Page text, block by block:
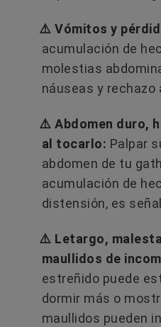
⚠️ Vómitos y
acumulación de
molestias
náuseas y rechazo
⚠️ Abdomen duro,
al tocarlo: Palpar
abdomen de tu
acumulación de
distensión, es
⚠️ Letargo,
maullidos de
estreñido puede
dormir más o
maullidos pueden